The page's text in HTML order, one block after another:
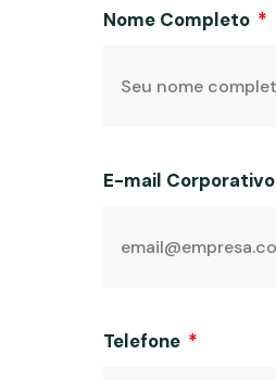
Nome Completo
E-mail Corporativo
Telefone